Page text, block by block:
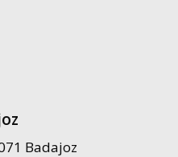
Badajoz